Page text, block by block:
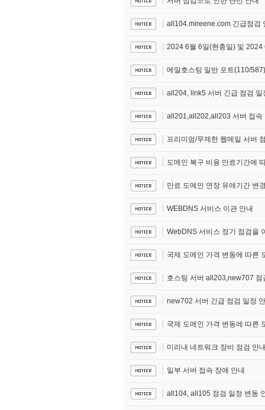
all104.mireene.com 긴급점검
2024 6월 6일(현충일) 및
메일호스팅 일반 포트(110/
all204, link5 서버 긴급 점검 일
all201,all202,all203 서버 접속
프리미엄/무제한 웹메일 서버
도메인 복구 비용 만료기간에
만료 도메인 연장 유애기간 변
WEBDNS 서비스 이관 안내
WebDNS 서비스 정기 점검을
국제 도메인 가격 변동에 따른
호스팅 서버 all203,new707 점
new702 서버 긴급 점검 일정
국제 도메인 가격 변동에 따른
미리내 네트워크 장비 점검 안
일부 서버 접속 장애 안내
all104, all105 점검 일정 변동